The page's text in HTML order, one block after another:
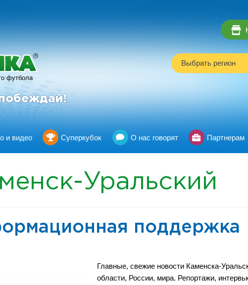
футбола
R
Выбрать регион
и видео Суперкубок О нас говорят Партнерам
Уральский
поддержка
Главные, свежие новости Каменска-
области, России, мира. Репортажи,